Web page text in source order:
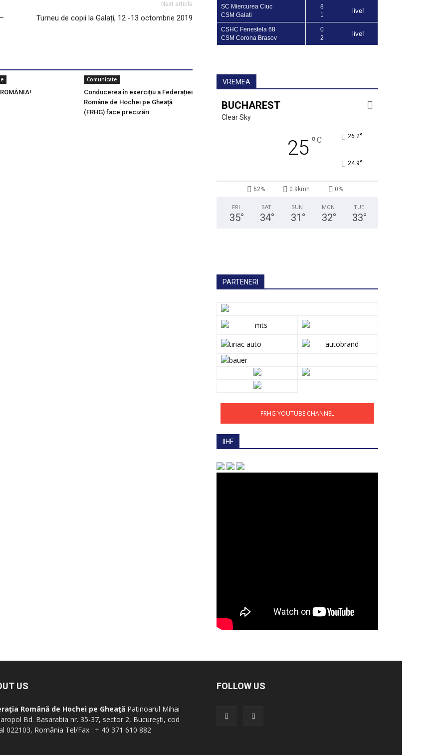
Next article
Turneu de copii la Galați, 12 -13 octombrie 2019
Comunicate
Conducerea în exercițiu a Federației
Române de Hochei pe Gheață
(FRHG) face precizări
SC Miercurea Ciuc
CSM Galati
8
1
live!
CSHC Fenestela 68
CSM Corona Brasov
0
2
live!
VREMEA
BUCHAREST
Clear Sky
25°C 26.2°
24.9°
62% 0.9kmh 0%
FRI
35°
SAT
34°
SUN
31 °
MON
32°
TUE
33°
PARTENERI
FRHG YOUTUBE CHANNEL
IIHF
US
Română de Hochei pe Gheaţă Patinoarul Mihai
Bd. Basarabia nr. 35-37, sector 2, Bucureşti, cod
022103, România Tel/Fax : + 40 371 610 882
FOLLOW US